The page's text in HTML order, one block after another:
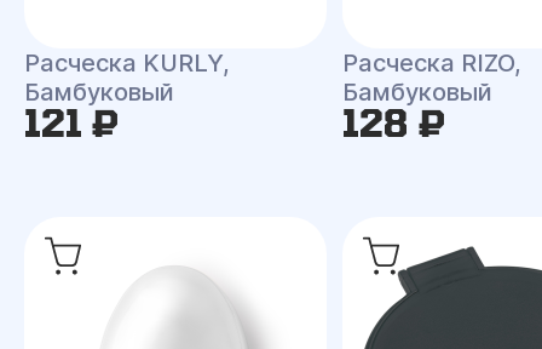
Расческа KURLY,
Бамбуковый
121 ₽
Расческа RIZO,
Бамбуковый
128 ₽